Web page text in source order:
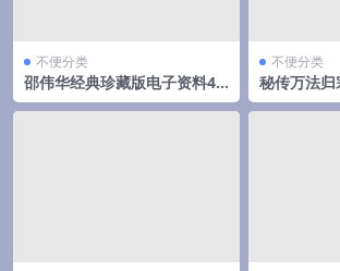
不便分类
邵伟华经典珍藏版电子资料42
部
不便分类
秘传万法归